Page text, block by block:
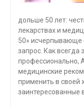
дольше 50 лет:
лекарствах и
50» исчерпывающе
запрос. Как всегда
професси­онально,
медицинские
применить в
заинтересованные